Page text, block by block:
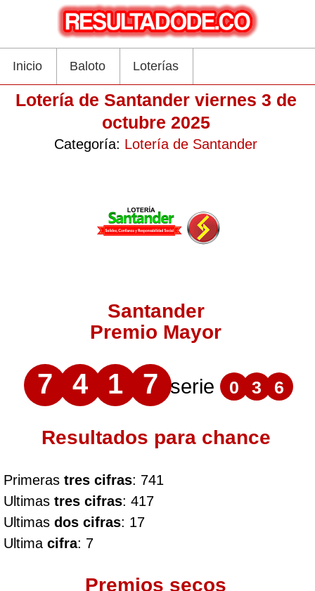
Inicio Baloto Loterías
Lotería de Santander viernes 3 de
octubre 2025
Categoría: Lotería de Santander
Santander
Premio Mayor
7 4 1 7 serie 0 3 6
Resultados para chance
Primeras tres cifras: 741
Ultimas tres cifras: 417
Ultimas dos cifras: 17
Ultima cifra: 7
Premios secos